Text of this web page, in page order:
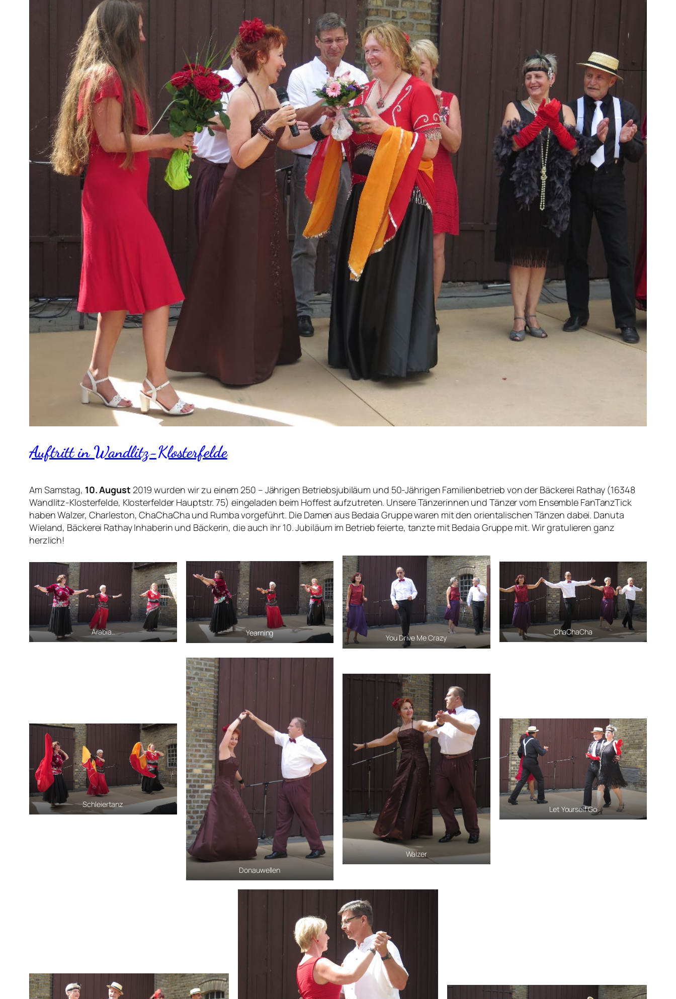
Auftritt in Wandlitz-Klosterfelde
Am Samstag, 10. August 2019 wurden wir zu einem 250 – Jährigen Betriebsjubiläum und 50-Jährigen Familienbetrieb von der Bäckerei Rathay (16348
Wandlitz-Klosterfelde, Klosterfelder Hauptstr. 75) eingeladen beim Hoffest aufzutreten. Unsere Tänzerinnen und Tänzer vom Ensemble FanTanzTick
haben Walzer, Charleston, ChaChaCha und Rumba vorgeführt. Die Damen aus Bedaia Gruppe waren mit den orientalischen Tänzen dabei. Danuta
Wieland, Bäckerei Rathay Inhaberin und Bäckerin, die auch ihr 10. Jubiläum im Betrieb feierte, tanzte mit Bedaia Gruppe mit. Wir gratulieren ganz
herzlich!
Arabia.. Yearning
You Drive Me Crazy
ChaChaCha
Schleiertanz
Donauwellen
Walzer
Let Yourself Go